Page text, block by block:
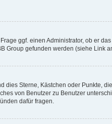
ggf. einen Administrator, ob er
Group gefunden werden (siehe Link
Sterne, Kästchen oder Punkte,
von Benutzer zu Benutzer
dafür fragen.